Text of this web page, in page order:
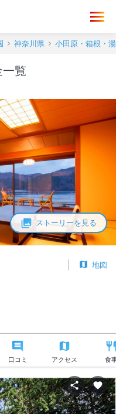
神奈川県 小田原・箱根・
ストーリーを見る
覧
地図
口コミ アクセス 食